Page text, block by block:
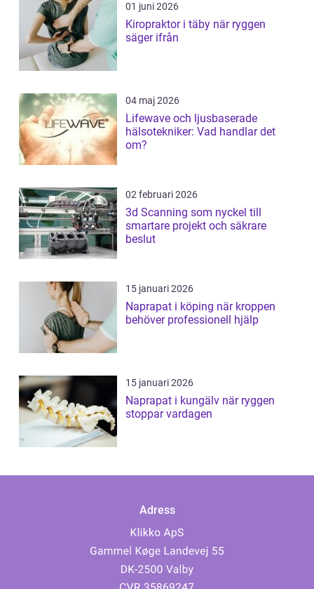
01 juni 2026
Kiropraktor i täby när ryggen
säger ifrån
04 maj 2026
Lifewave och ljusbaserade
hälsotekniker: Vad handlar det
om?
02 februari 2026
3d Scanning som nyckel till
smartare projekt och säkrare
beslut
15 januari 2026
Naprapat i köping när kroppen
behöver professionell hjälp
15 januari 2026
Naprapat i kungälv när ryggen
stoppar vardagen
Adress